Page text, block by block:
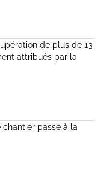
de plus de 13
attribués par la
chantier passe à la